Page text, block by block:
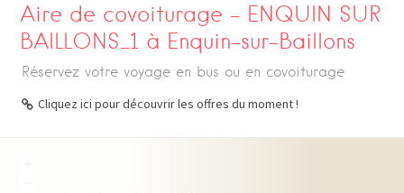
Aire de covoiturage – ENQUIN SUR
BAILLONS_1 à Enquin-sur-Baillons
Réservez votre voyage en bus ou en covoiturage
Cliquez ici pour découvrir les offres du moment !